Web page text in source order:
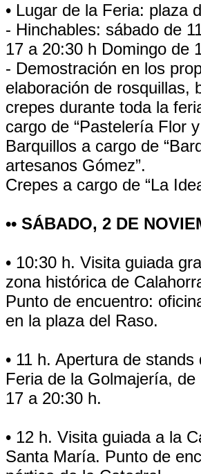
• Lugar de la Feria: plaza
- Hinchables: sábado de
17 a 20:30 h Domingo de
- Demostración en los
elaboración de rosquillas,
crepes durante toda la
cargo de “Pastelería Flor y
Barquillos a cargo de
artesanos Gómez”.
Crepes a cargo de “La
•• SÁBADO, 2 DE
• 10:30 h. Visita guiada
zona histórica de
Punto de encuentro:
en la plaza del Raso.
• 11 h. Apertura de stands
Feria de la Golmajería, de
17 a 20:30 h.
• 12 h. Visita guiada a la
Santa María. Punto de